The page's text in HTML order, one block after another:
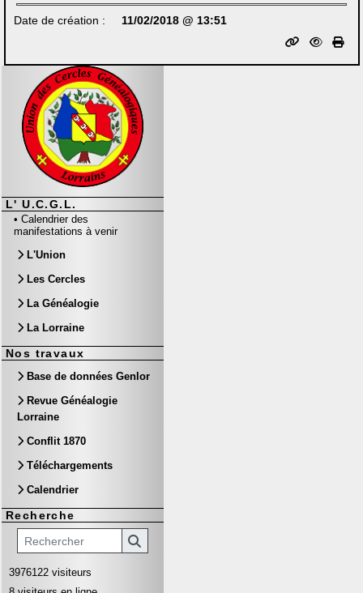
L' U.C.G.L.
• Calendrier des
manifestations à venir
L'Union
Les Cercles
La Généalogie
La Lorraine
Nos travaux
Base de données Genlor
Revue Généalogie
Lorraine
Conflit 1870
Téléchargements
Calendrier
Recherche
3976122 visiteurs
Date de création : 11/02/2018 @ 13:51